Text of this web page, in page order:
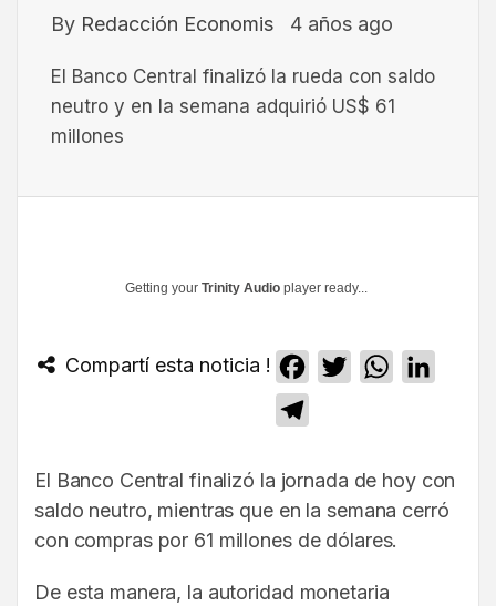
By Redacción Economis 4 años ago
El Banco Central finalizó la rueda con saldo
neutro y en la semana adquirió US$ 61
millones
Getting your Trinity Audio player ready...
Compartí esta noticia ! Facebook
TwitterWhatsApp
El Banco Central finalizó la jornada de hoy con
saldo neutro, mientras que en la semana cerró
con compras por 61 millones de dólares.
De esta manera, la autoridad monetaria